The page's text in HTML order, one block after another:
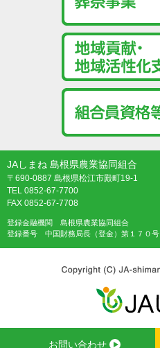
JAしまね 島根県農業協同組合
〒690-0887 島根県松江市殿町19-1
TEL 0852-67-7700
FAX 0852-67-7708
登録金融機関 島根県農業協同組合
登録番号 中国財務局長（登金）第１７０号
お問い合わせ